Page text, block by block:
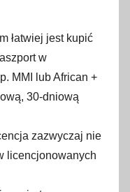
łatwiej jest kupić
w
MMI lub African +
30-dniową
zazwyczaj nie
licencjonowanych